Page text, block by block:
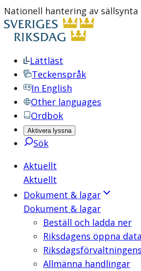
Nationell hantering av
Lättläst
Teckenspråk
In English
Other languages
Ordbok
Aktivera lyssna
Sök
Aktuellt
Aktuellt
Dokument & lagar
Dokument & lagar
Beställ och ladda ner
Riksdagens öppna data
Allmänna handlingar